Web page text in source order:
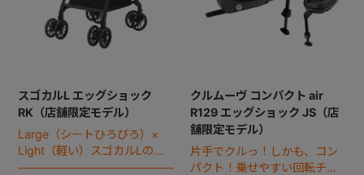
スゴカルL エッグショック
RK（店舗限定モデル）
Large（シートひろびろ）×
Light（軽い）スゴカルLのス
タンダードモデル。
クルムーヴ コンパクト air
R129 エッグショック JS（店
舗限定モデル）
片手でクルっ！しかも、コン
パクト！乗せやすい回転チャ